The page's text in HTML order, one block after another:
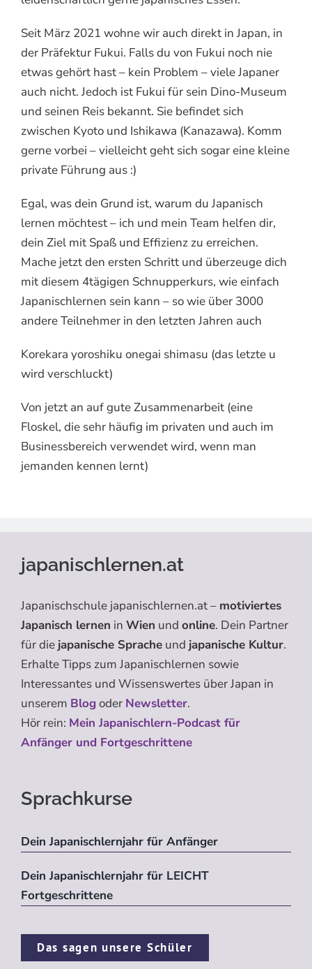
Seit März 2021 wohne wir auch direkt in Japan, in
der Präfektur Fukui. Falls du von Fukui noch nie
etwas gehört hast – kein Problem – viele Japaner
auch nicht. Jedoch ist Fukui für sein Dino-Museum
und seinen Reis bekannt. Sie befindet sich
zwischen Kyoto und Ishikawa (Kanazawa). Komm
gerne vorbei – vielleicht geht sich sogar eine kleine
private Führung aus :)
Egal, was dein Grund ist, warum du Japanisch
lernen möchtest – ich und mein Team helfen dir,
dein Ziel mit Spaß und Effizienz zu erreichen.
Mache jetzt den ersten Schritt und überzeuge dich
mit diesem 4tägigen Schnupperkurs, wie einfach
Japanischlernen sein kann – so wie über 3000
andere Teilnehmer in den letzten Jahren auch
Korekara yoroshiku onegai shimasu (das letzte u
wird verschluckt)
Von jetzt an auf gute Zusammenarbeit (eine
Floskel, die sehr häufig im privaten und auch im
Businessbereich verwendet wird, wenn man
jemanden kennen lernt)
japanischlernen.at
Japanischschule japanischlernen.at – motiviertes
Japanisch lernen in Wien und online. Dein Partner
für die japanische Sprache und japanische Kultur.
Erhalte Tipps zum Japanischlernen sowie
Interessantes und Wissenswertes über Japan in
unserem Blogoder Newsletter.
Hör rein: Mein Japanischlern-Podcast für
Anfänger und Fortgeschrittene
Sprachkurse
Dein Japanischlernjahr für Anfänger
Dein Japanischlernjahr für LEICHT
Fortgeschrittene
Das sagen unsere Schüler